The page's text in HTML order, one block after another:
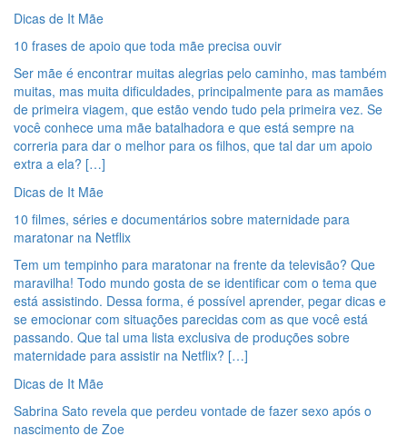
Dicas de It Mãe
10 frases de apoio que toda mãe precisa ouvir
Ser mãe é encontrar muitas alegrias pelo caminho, mas também
muitas, mas muita dificuldades, principalmente para as mamães
de primeira viagem, que estão vendo tudo pela primeira vez. Se
você conhece uma mãe batalhadora e que está sempre na
correria para dar o melhor para os filhos, que tal dar um apoio
extra a ela? […]
Dicas de It Mãe
10 filmes, séries e documentários sobre maternidade para
maratonar na Netflix
Tem um tempinho para maratonar na frente da televisão? Que
maravilha! Todo mundo gosta de se identificar com o tema que
está assistindo. Dessa forma, é possível aprender, pegar dicas e
se emocionar com situações parecidas com as que você está
passando. Que tal uma lista exclusiva de produções sobre
maternidade para assistir na Netflix? […]
Dicas de It Mãe
Sabrina Sato revela que perdeu vontade de fazer sexo após o
nascimento de Zoe